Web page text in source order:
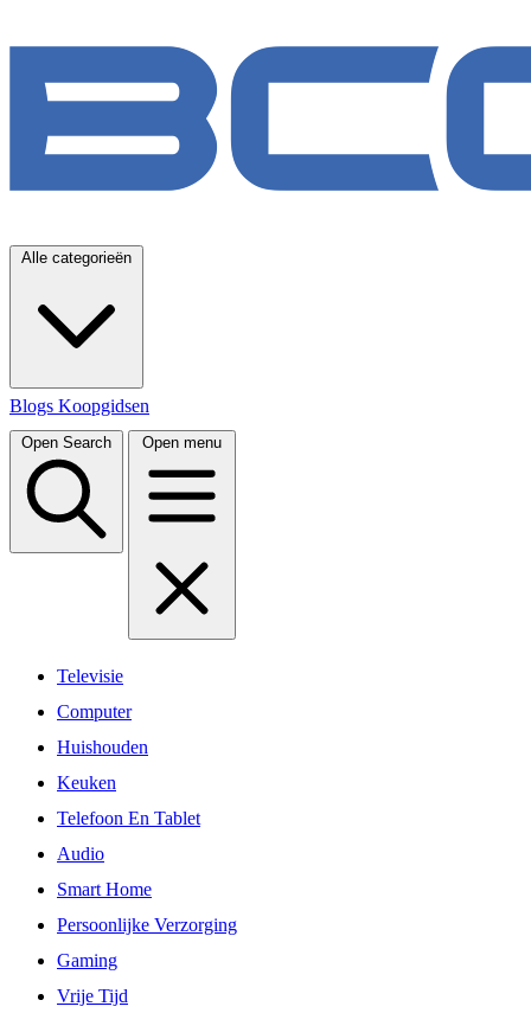
Alle categorieën
Blogs Koopgidsen
Open Search Open menu
Televisie
Computer
Huishouden
Keuken
Telefoon En Tablet
Audio
Smart Home
Persoonlijke Verzorging
Gaming
Vrije Tijd